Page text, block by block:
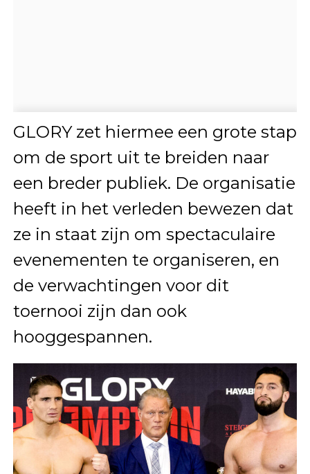
GLORY zet hiermee een grote stap
om de sport uit te breiden naar
een breder publiek. De organisatie
heeft in het verleden bewezen dat
ze in staat zijn om spectaculaire
evenementen te organiseren, en
de verwachtingen voor dit
toernooi zijn dan ook
hooggespannen.